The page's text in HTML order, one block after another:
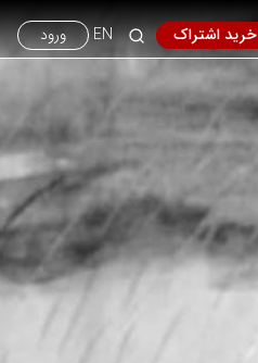
خرید اشتراک EN ورود